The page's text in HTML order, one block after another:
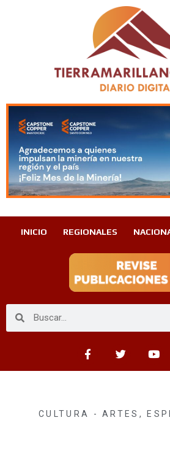
INICIO REGIONALES
CULTURA - ARTES ,